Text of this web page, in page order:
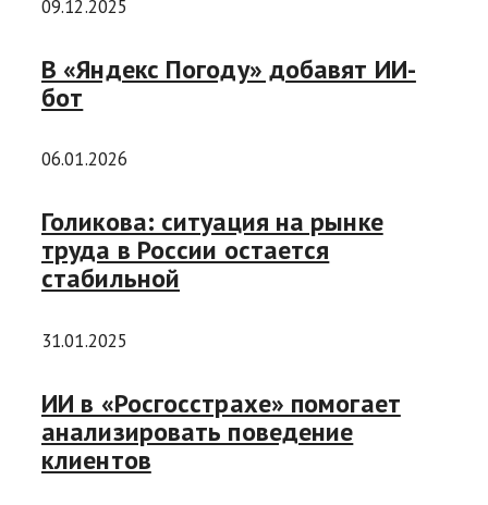
09.12.2025
В «Яндекс Погоду» добавят ИИ-
бот
06.01.2026
Голикова: ситуация на рынке
труда в России остается
стабильной
31.01.2025
ИИ в «Росгосстрахе» помогает
анализировать поведение
клиентов